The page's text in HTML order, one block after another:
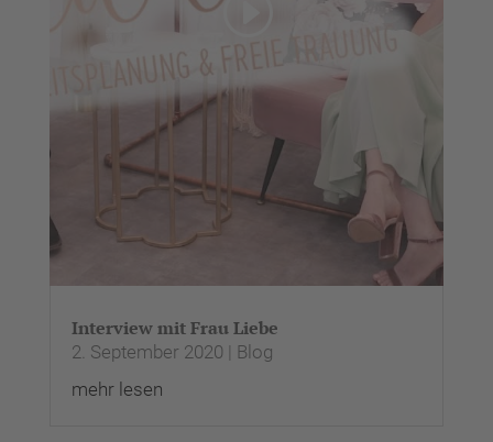
Ihren Aktivitäten sammeln.
Bitte lesen Sie die Details
durch und stimmen Sie der
Nutzung des Service zu, um
dieses Video anzusehen.
Mehr Informationen
Management Platform
Interview mit Frau Liebe
2. September 2020 | Blog
mehr lesen